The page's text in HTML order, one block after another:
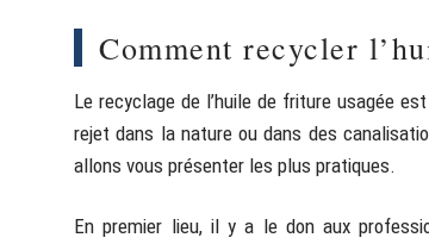
Comment recycler
Le recyclage de l’huile de friture usagée
rejet dans la nature ou dans des
allons vous présenter les plus pratiques.
En premier lieu, il y a le don aux